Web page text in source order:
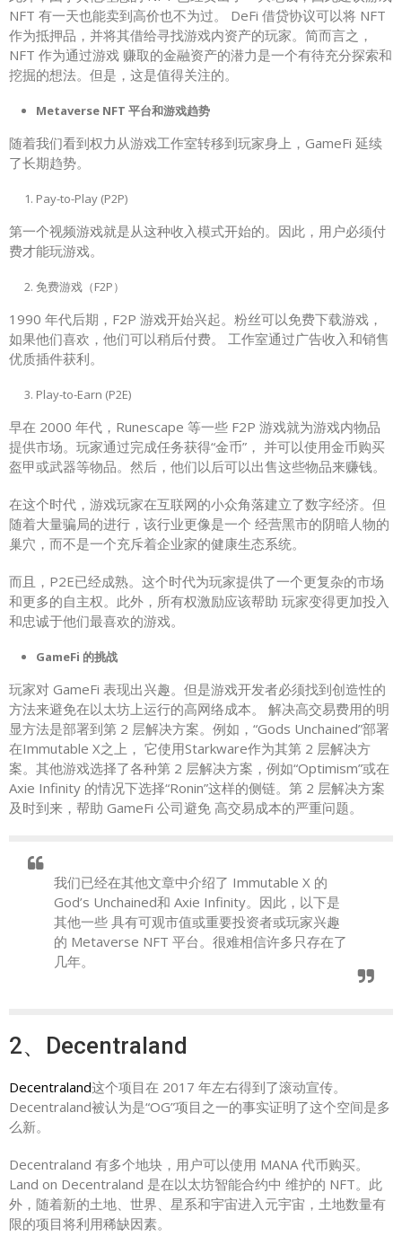
NFT 有一天也能卖到高价也不为过。 DeFi 借贷协议可以将 NFT
作为抵押品，并将其借给寻找游戏内资产的玩家。简而言之，
NFT 作为通过游戏 赚取的金融资产的潜力是一个有待充分探索和
挖掘的想法。但是，这是值得关注的。
Metaverse NFT 平台和游戏趋势
随着我们看到权力从游戏工作室转移到玩家身上，GameFi 延续
了长期趋势。
Pay-to-Play (P2P)
第一个视频游戏就是从这种收入模式开始的。因此，用户必须付
费才能玩游戏。
免费游戏（F2P）
1990 年代后期，F2P 游戏开始兴起。粉丝可以免费下载游戏，
如果他们喜欢，他们可以稍后付费。 工作室通过广告收入和销售
优质插件获利。
Play-to-Earn (P2E)
早在 2000 年代，Runescape 等一些 F2P 游戏就为游戏内物品
提供市场。玩家通过完成任务获得“金币”， 并可以使用金币购买
盔甲或武器等物品。然后，他们以后可以出售这些物品来赚钱。
在这个时代，游戏玩家在互联网的小众角落建立了数字经济。但
随着大量骗局的进行，该行业更像是一个 经营黑市的阴暗人物的
巢穴，而不是一个充斥着企业家的健康生态系统。
而且，P2E已经成熟。这个时代为玩家提供了一个更复杂的市场
和更多的自主权。此外，所有权激励应该帮助 玩家变得更加投入
和忠诚于他们最喜欢的游戏。
GameFi 的挑战
玩家对 GameFi 表现出兴趣。但是游戏开发者必须找到创造性的
方法来避免在以太坊上运行的高网络成本。 解决高交易费用的明
显方法是部署到第 2 层解决方案。例如，“Gods Unchained”部署
在Immutable X之上， 它使用Starkware作为其第 2 层解决方
案。其他游戏选择了各种第 2 层解决方案，例如“Optimism”或在
Axie Infinity 的情况下选择“Ronin”这样的侧链。第 2 层解决方案
及时到来，帮助 GameFi 公司避免 高交易成本的严重问题。
我们已经在其他文章中介绍了 Immutable X 的
God’s Unchained和 Axie Infinity。因此，以下是
其他一些 具有可观市值或重要投资者或玩家兴趣
的 Metaverse NFT 平台。很难相信许多只存在了
几年。
2、Decentraland
Decentraland这个项目在 2017 年左右得到了滚动宣传。
Decentraland被认为是“OG”项目之一的事实证明了这个空间是多
么新。
Decentraland 有多个地块，用户可以使用 MANA 代币购买。
Land on Decentraland 是在以太坊智能合约中 维护的 NFT。此
外，随着新的土地、世界、星系和宇宙进入元宇宙，土地数量有
限的项目将利用稀缺因素。